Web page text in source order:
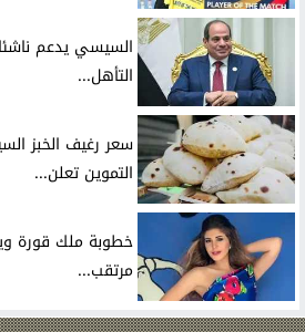
السيسي يدعم
التأهل...
التموين تعلن...
خطوبة ملك قورة
مرتقب...